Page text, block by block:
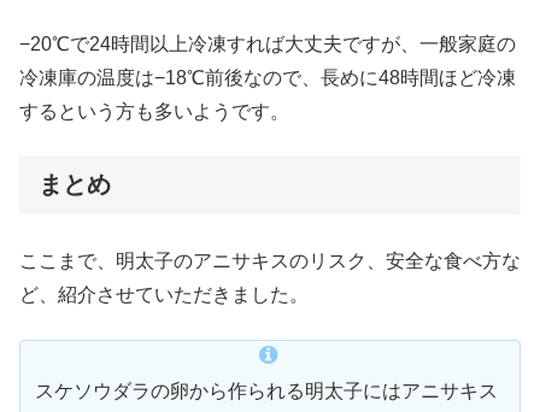
−20℃で24時間以上冷凍すれば大丈夫ですが、一般家庭の
冷凍庫の温度は−18℃前後なので、長めに48時間ほど冷凍
するという方も多いようです。
まとめ
ここまで、明太子のアニサキスのリスク、安全な食べ方な
ど、紹介させていただきました。
スケソウダラの卵から作られる明太子にはアニサキス